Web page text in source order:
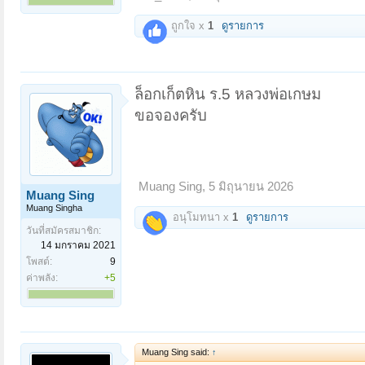
ถูกใจ x 1 ดูรายการ
Muang Sing
Muang Singha
วันที่สมัครสมาชิก:
14 มกราคม 2021
โพสต์:
9
ค่าพลัง:
+5
ล็อกเก็ตหิน ร.5 หลวงพ่อเกษม
ขอจองครับ
Muang Sing, 5 มิถุนายน 2026
อนุโมทนา x 1 ดูรายการ
Muang Sing said: ↑